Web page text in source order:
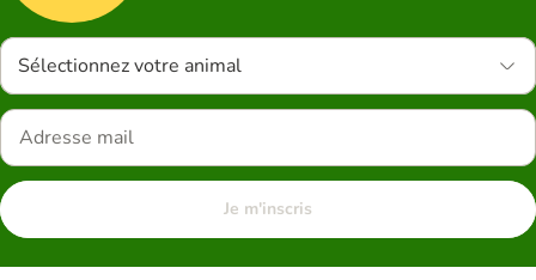
Sélectionnez votre animal
Je m'inscris